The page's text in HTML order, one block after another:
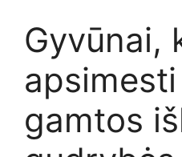
Gyvūnai,
gamtos